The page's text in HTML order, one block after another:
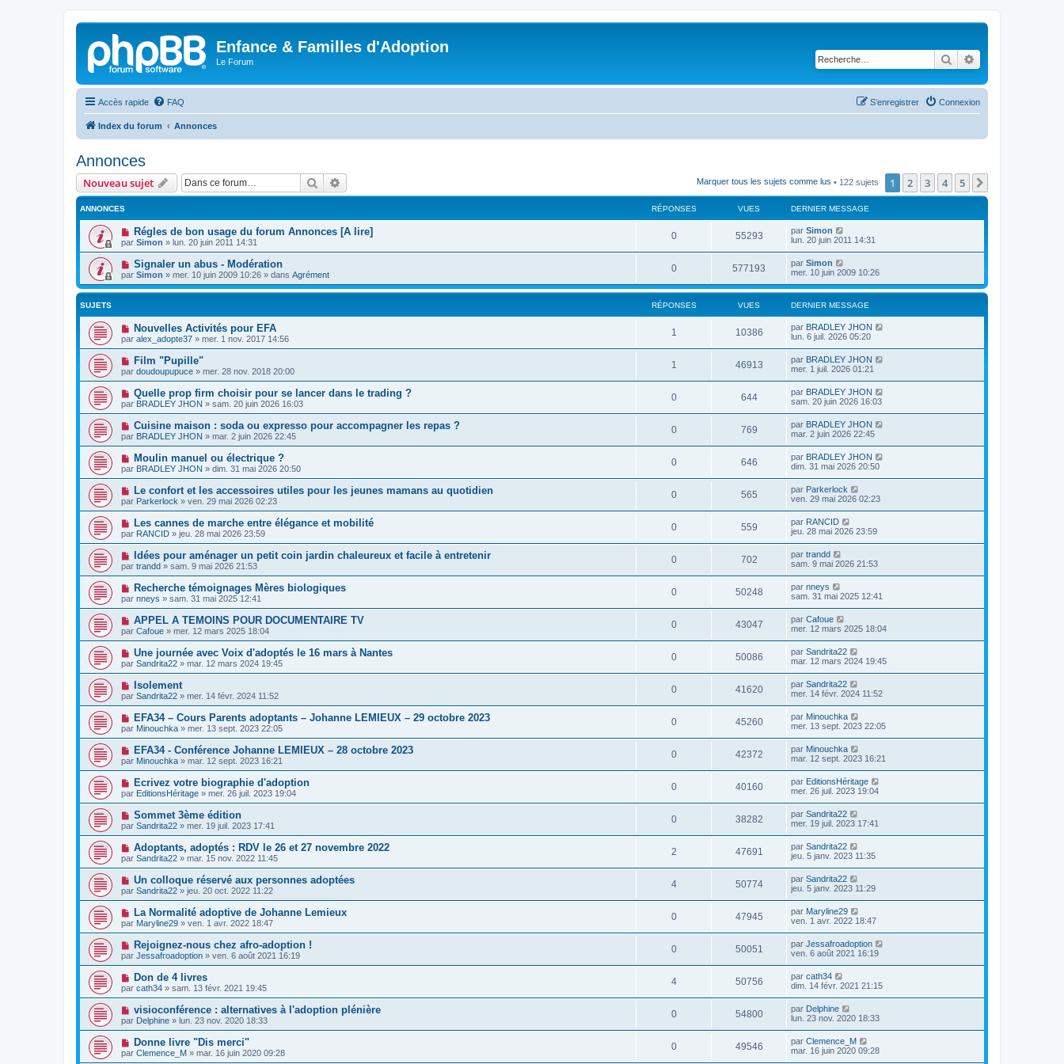
Enfance & Familles d'Adoption
Le Forum Rechercher
Accès rapide FAQ Connexion
S’enregistrer
Index du forum Annonces
Annonces
Nouveau sujet Rechercher Marquer tous les sujets comme lus • 122 sujets 1 2 3 4 5
ANNONCES RÉPONSES VUES DERNIER MESSAGE
Régles de bon usage du forum Annonces [A lire]
par Simon » lun. 20 juin 2011 14:31
0 55293 par Simon
lun. 20 juin 2011 14:31
Signaler un abus - Modération
par Simon » mer. 10 juin 2009 10:26 » dans Agrément
0 577193 par Simon
mer. 10 juin 2009 10:26
SUJETS RÉPONSES VUES DERNIER MESSAGE
Nouvelles Activités pour EFA
par alex_adopte37 » mer. 1 nov. 2017 14:56
1 10386 par BRADLEY JHON
lun. 6 juil. 2026 05:20
Film "Pupille"
par doudoupupuce » mer. 28 nov. 2018 20:00
1 46913 par BRADLEY JHON
mer. 1 juil. 2026 01:21
Quelle prop firm choisir pour se lancer dans le trading ?
par BRADLEY JHON » sam. 20 juin 2026 16:03
0 644 par BRADLEY JHON
sam. 20 juin 2026 16:03
Cuisine maison : soda ou expresso pour accompagner les repas ?
par BRADLEY JHON » mar. 2 juin 2026 22:45
0 769 par BRADLEY JHON
mar. 2 juin 2026 22:45
Moulin manuel ou électrique ?
par BRADLEY JHON » dim. 31 mai 2026 20:50
0 646 par BRADLEY JHON
dim. 31 mai 2026 20:50
Le confort et les accessoires utiles pour les jeunes mamans au quotidien
par Parkerlock » ven. 29 mai 2026 02:23
0 565 par Parkerlock
ven. 29 mai 2026 02:23
Les cannes de marche entre élégance et mobilité
par RANCID » jeu. 28 mai 2026 23:59
0 559 par RANCID
jeu. 28 mai 2026 23:59
Idées pour aménager un petit coin jardin chaleureux et facile à entretenir
par trandd » sam. 9 mai 2026 21:53
0 702 par trandd
sam. 9 mai 2026 21:53
Recherche témoignages Mères biologiques
par nneys » sam. 31 mai 2025 12:41
0 50248 par nneys
sam. 31 mai 2025 12:41
APPEL A TEMOINS POUR DOCUMENTAIRE TV
par Cafoue » mer. 12 mars 2025 18:04
0 43047 par Cafoue
mer. 12 mars 2025 18:04
Une journée avec Voix d'adoptés le 16 mars à Nantes
par Sandrita22 » mar. 12 mars 2024 19:45
0 50086 par Sandrita22
mar. 12 mars 2024 19:45
Isolement
par Sandrita22 » mer. 14 févr. 2024 11:52
0 41620 par Sandrita22
mer. 14 févr. 2024 11:52
EFA34 – Cours Parents adoptants – Johanne LEMIEUX – 29 octobre 2023
par Minouchka » mer. 13 sept. 2023 22:05
0 45260 par Minouchka
mer. 13 sept. 2023 22:05
EFA34 - Conférence Johanne LEMIEUX – 28 octobre 2023
par Minouchka » mar. 12 sept. 2023 16:21
0 42372 par Minouchka
mar. 12 sept. 2023 16:21
Ecrivez votre biographie d'adoption
par EditionsHéritage » mer. 26 juil. 2023 19:04
0 40160 par EditionsHéritage
mer. 26 juil. 2023 19:04
Sommet 3ème édition
par Sandrita22 » mer. 19 juil. 2023 17:41
0 38282 par Sandrita22
mer. 19 juil. 2023 17:41
Adoptants, adoptés : RDV le 26 et 27 novembre 2022
par Sandrita22 » mar. 15 nov. 2022 11:45
2 47691 par Sandrita22
jeu. 5 janv. 2023 11:35
Un colloque réservé aux personnes adoptées
par Sandrita22 » jeu. 20 oct. 2022 11:22
4 50774 par Sandrita22
jeu. 5 janv. 2023 11:29
La Normalité adoptive de Johanne Lemieux
par Maryline29 » ven. 1 avr. 2022 18:47
0 47945 par Maryline29
ven. 1 avr. 2022 18:47
Rejoignez-nous chez afro-adoption !
par Jessafroadoption » ven. 6 août 2021 16:19
0 50051 par Jessafroadoption
ven. 6 août 2021 16:19
Don de 4 livres
par cath34 » sam. 13 févr. 2021 19:45
4 50756 par cath34
dim. 14 févr. 2021 21:15
visioconférence : alternatives à l'adoption plénière
par Delphine » lun. 23 nov. 2020 18:33
0 54800 par Delphine
lun. 23 nov. 2020 18:33
Donne livre "Dis merci"
par Clemence_M » mar. 16 juin 2020 09:28
0 49546 par Clemence_M
mar. 16 juin 2020 09:28